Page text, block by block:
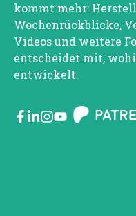
kommt mehr:
Wochenrückblicke,
Videos und weitere
entscheidet mit,
entwickelt.